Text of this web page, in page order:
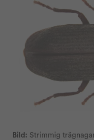
Bild: Strimmig